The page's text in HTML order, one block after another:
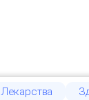
Лекарства